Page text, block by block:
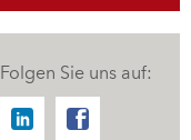
Folgen Sie uns auf: